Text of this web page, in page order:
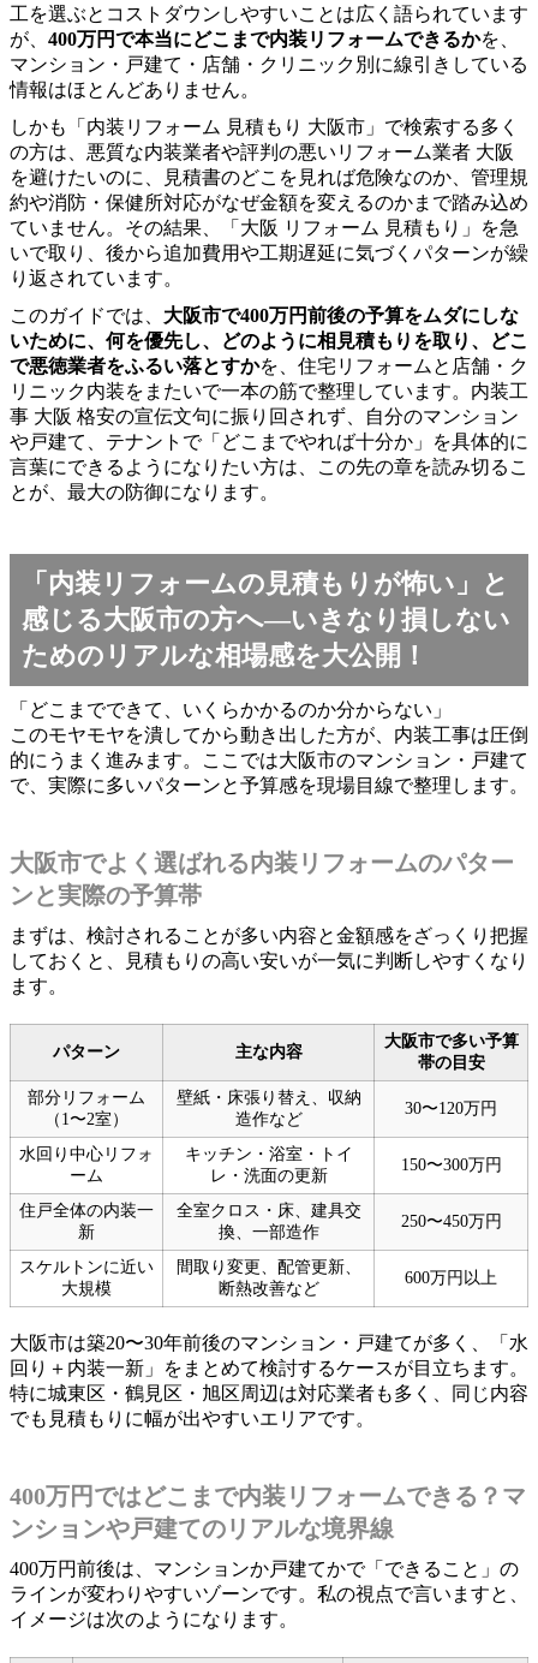
工を選ぶとコストダウンしやすいことは広く語られています
が、 400万円で本当にどこまで内装リフォームできるかを、
マンション・戸建て・店舗・クリニック別に線引きしている
情報はほとんどありません。
しかも「内装リフォーム 見積もり 大阪市」で検索する多く
の方は、悪質な内装業者や評判の悪いリフォーム業者 大阪
を避けたいのに、見積書のどこを見れば危険なのか、管理規
約や消防・保健所対応がなぜ金額を変えるのかまで踏み込め
ていません。その結果、「大阪 リフォーム 見積もり」を急
いで取り、後から追加費用や工期遅延に気づくパターンが繰
り返されています。
このガイドでは、 大阪市で400万円前後の予算をムダにしな
いために、何を優先し、どのように相見積もりを取り、どこ
で悪徳業者をふるい落とすかを、住宅リフォームと店舗・ク
リニック内装をまたいで一本の筋で整理しています。内装工
事 大阪 格安の宣伝文句に振り回されず、自分のマンション
や戸建て、テナントで「どこまでやれば十分か」を具体的に
言葉にできるようになりたい方は、この先の章を読み切るこ
とが、最大の防御になります。
「内装リフォームの見積もりが怖い」と
感じる大阪市の方へ―いきなり損しない
ためのリアルな相場感を大公開！
「どこまでできて、いくらかかるのか分からない」
このモヤモヤを潰してから動き出した方が、内装工事は圧倒
的にうまく進みます。ここでは大阪市のマンション・戸建て
で、実際に多いパターンと予算感を現場目線で整理します。
大阪市でよく選ばれる内装リフォームのパター
ンと実際の予算帯
まずは、検討されることが多い内容と金額感をざっくり把握
しておくと、見積もりの高い安いが一気に判断しやすくなり
ます。
パターン 主な内容
大阪市で多い予算
帯の目安
部分リフォーム
（1〜2室）
壁紙・床張り替え、収納
造作など
30〜120万円
水回り中心リフォ
ーム
キッチン・浴室・トイ
レ・洗面の更新
150〜300万円
住戸全体の内装一
新
全室クロス・床、建具交
換、一部造作
250〜450万円
スケルトンに近い
大規模
間取り変更、配管更新、
断熱改善など
600万円以上
大阪市は築20〜30年前後のマンション・戸建てが多く、「水
回り＋内装一新」をまとめて検討するケースが目立ちます。
特に城東区・鶴見区・旭区周辺は対応業者も多く、同じ内容
でも見積もりに幅が出やすいエリアです。
400万円ではどこまで内装リフォームできる？マ
ンションや戸建てのリアルな境界線
400万円前後は、マンションか戸建てかで「できること」の
ラインが変わりやすいゾーンです。私の視点で言いますと、
イメージは次のようになります。